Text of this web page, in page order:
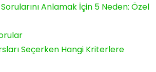
Anlamak İçin 5 Neden: Özel
Seçerken Hangi Kriterlere